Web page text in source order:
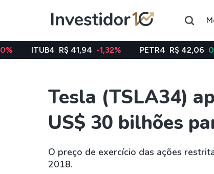
Assuntos do momento
Índice
Ibovespa
Índice
Selic
Ações
R$ 41,94 -1,32% PETR4 R$ 42,06 0,48%
Tesla (TSLA34)
US$ 30 bilhões
O preço de exercício das ações
2018.